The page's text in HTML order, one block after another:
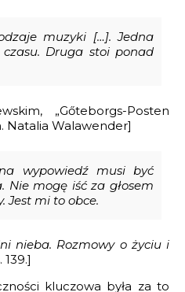
muzyki […]. Jedna
Druga stoi ponad
„Gőteborgs-Posten
Natalia Walawender]
wypowiedź musi być
Nie mogę iść za głosem
Jest mi to obce.
nieba. Rozmowy o życiu i
139.]
kluczowa była za to